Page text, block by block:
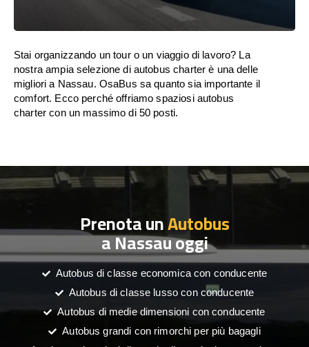
Stai organizzando un tour o un viaggio di lavoro? La
nostra ampia selezione di autobus charter è una delle
migliori a Nassau. OsaBus sa quanto sia importante il
comfort. Ecco perché offriamo spaziosi autobus
charter con un massimo di 50 posti.
Prenota unAutobus
a Nassau oggi
Autobus di classe economica con conducente
Autobus di classe lusso con conducente
Autobus di medie dimensioni con conducente
Autobus grandi con rimorchi per più bagagli